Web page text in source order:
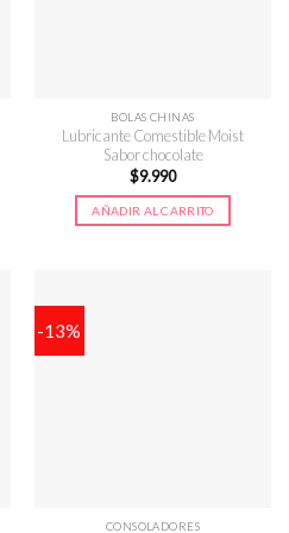
BOLAS CHINAS
Lubricante Comestible Moist
Sabor chocolate
$9.990
AÑADIR AL CARRITO
-13%
CONSOLADORES